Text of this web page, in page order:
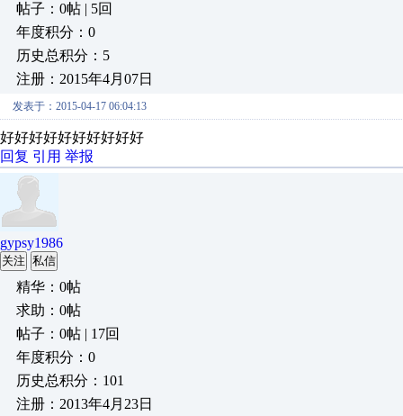
帖子：0帖 | 5回
年度积分：0
历史总积分：5
注册：2015年4月07日
发表于：2015-04-17 06:04:13
好好好好好好好好好好
回复 引用 举报
gypsy1986
关注 私信
精华：0帖
求助：0帖
帖子：0帖 | 17回
年度积分：0
历史总积分：101
注册：2013年4月23日